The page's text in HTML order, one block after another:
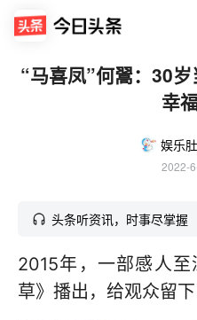
“马喜凤”何翯：30
幸
娱乐
2022-
头条听资讯，时事尽掌握
2015年，一部感人
草》播出，给观众留下